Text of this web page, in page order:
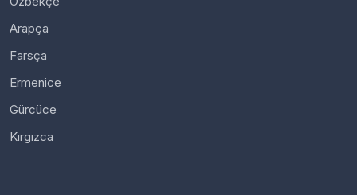
Arapça
Farsça
Ermenice
Gürcüce
Kırgızca